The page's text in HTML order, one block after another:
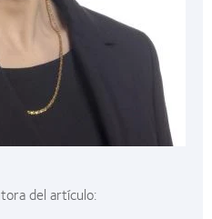
del artículo: